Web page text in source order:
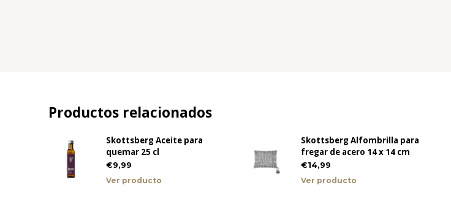
Productos relacionados
Skottsberg Aceite para
quemar 25 cl
€9,99
Ver producto
Skottsberg Alfombrilla para
fregar de acero 14 x 14 cm
€14,99
Ver producto